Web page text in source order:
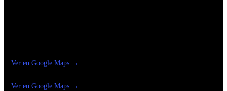
Ver en Google Maps →
Ver en Google Maps →